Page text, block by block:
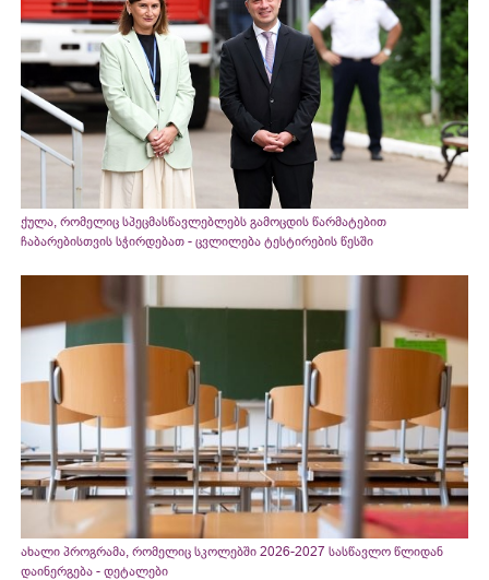
ქულა, რომელიც სპეცმასწავლებლებს გამოცდის წარმატებით
ჩაბარებისთვის სჭირდებათ - ცვლილება ტესტირების წესში
ახალი პროგრამა, რომელიც სკოლებში 2026-2027 სასწავლო წლიდან
დაინერგება - დეტალები